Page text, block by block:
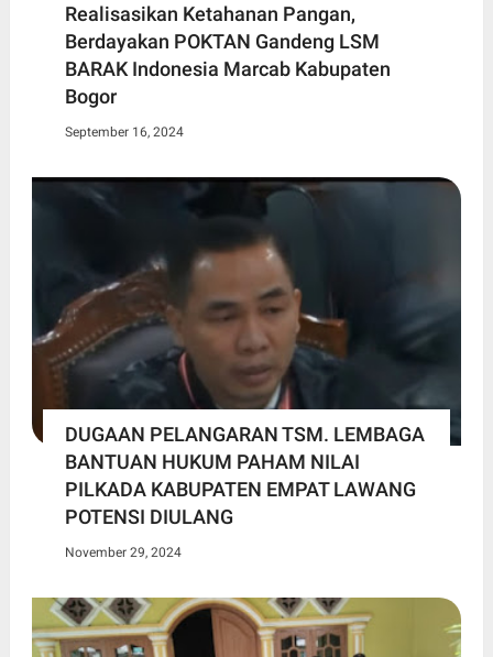
Realisasikan Ketahanan Pangan,
Berdayakan POKTAN Gandeng LSM
BARAK Indonesia Marcab Kabupaten
Bogor
September 16, 2024
DUGAAN PELANGARAN TSM. LEMBAGA
BANTUAN HUKUM PAHAM NILAI
PILKADA KABUPATEN EMPAT LAWANG
POTENSI DIULANG
November 29, 2024